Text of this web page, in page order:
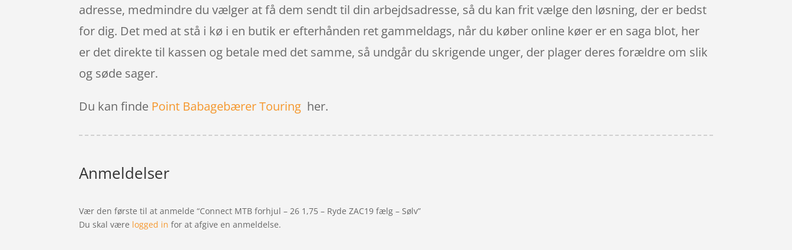
adresse, medmindre du vælger at få dem sendt til din arbejdsadresse, så du kan frit vælge den løsning, der er bedst
for dig. Det med at stå i kø i en butik er efterhånden ret gammeldags, når du køber online køer er en saga blot, her
er det direkte til kassen og betale med det samme, så undgår du skrigende unger, der plager deres forældre om slik
og søde sager.
Du kan finde Point Babagebærer Touring her.
Anmeldelser
Vær den første til at anmelde “Connect MTB forhjul – 26 1,75 – Ryde ZAC19 fælg – Sølv”
Du skal være logged in for at afgive en anmeldelse.